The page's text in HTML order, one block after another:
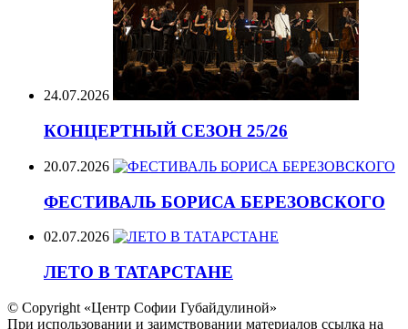
24.07.2026
КОНЦЕРТНЫЙ СЕЗОН 25/26
20.07.2026
ФЕСТИВАЛЬ БОРИСА БЕРЕЗОВСКОГО
02.07.2026
ЛЕТО В ТАТАРСТАНЕ
© Copyright «Центр Софии Губайдулиной»
При использовании и заимствовании материалов ссылка на